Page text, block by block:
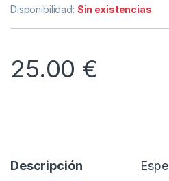
Disponibilidad: Sin existencias
25.00 €
Descripción